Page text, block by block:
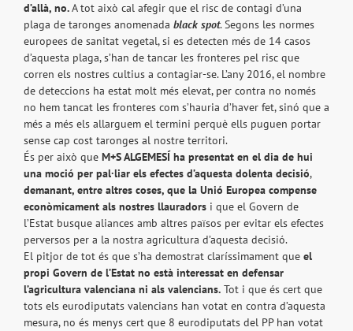
d’allà, no.A tot això cal afegir que el risc de contagi d’una
plaga de taronges anomenada black spot. Segons les normes
europees de sanitat vegetal, si es detecten més de 14 casos
d’aquesta plaga, s’han de tancar les fronteres pel risc que
corren els nostres cultius a contagiar-se. L’any 2016, el nombre
de deteccions ha estat molt més elevat, per contra no només
no hem tancat les fronteres com s’hauria d’haver fet, sinó que a
més a més els allarguem el termini perquè ells puguen portar
sense cap cost taronges al nostre territori.
És per això que M+S ALGEMESÍ ha presentat en el dia de hui
una moció per pal·liar els efectes d’aquesta dolenta decisió,
demanant, entre altres coses, que la Unió Europea compense
econòmicament als nostres llauradors i que el Govern de
l’Estat busque aliances amb altres països per evitar els efectes
perversos per a la nostra agricultura d’aquesta decisió.
El pitjor de tot és que s’ha demostrat claríssimament que el
propi Govern de l’Estat no està interessat en defensar
l’agricultura valenciana ni als valencians. Tot i que és cert que
tots els eurodiputats valencians han votat en contra d’aquesta
mesura, no és menys cert que 8 eurodiputats del PP han votat